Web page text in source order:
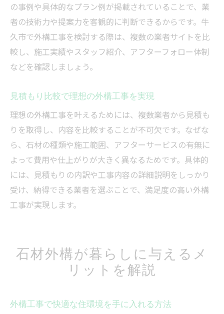
の事例や具体的なプラン例が掲載されていることで、業
者の技術力や提案力を客観的に判断できるからです。牛
久市で外構工事を検討する際は、複数の業者サイトを比
較し、施工実績やスタッフ紹介、アフターフォロー体制
などを確認しましょう。
見積もり比較で理想の外構工事を実現
理想の外構工事を叶えるためには、複数業者から見積も
りを取得し、内容を比較することが不可欠です。なぜな
ら、石材の種類や施工範囲、アフターサービスの有無に
よって費用や仕上がりが大きく異なるためです。具体的
には、見積もりの内訳や工事内容の詳細説明をしっかり
受け、納得できる業者を選ぶことで、満足度の高い外構
工事が実現します。
石材外構が暮らしに与えるメ
リットを解説
外構工事で快適な住環境を手に入れる方法